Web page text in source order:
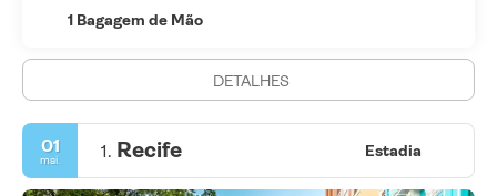
1 Bagagem de Mão
DETALHES
01
mai. 1. Recife Estadia